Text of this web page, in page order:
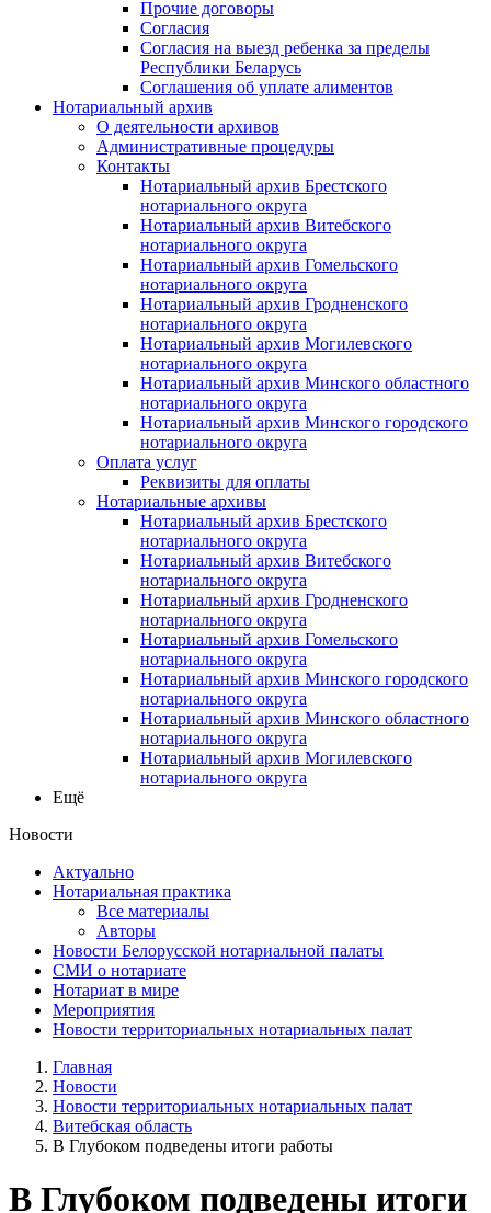
Прочие договоры
Согласия
Согласия на выезд ребенка за пределы
Республики Беларусь
Соглашения об уплате алиментов
Нотариальный архив
О деятельности архивов
Административные процедуры
Контакты
Нотариальный архив Брестского
нотариального округа
Нотариальный архив Витебского
нотариального округа
Нотариальный архив Гомельского
нотариального округа
Нотариальный архив Гродненского
нотариального округа
Нотариальный архив Могилевского
нотариального округа
Нотариальный архив Минского областного
нотариального округа
Нотариальный архив Минского городского
нотариального округа
Оплата услуг
Реквизиты для оплаты
Нотариальные архивы
Нотариальный архив Брестского
нотариального округа
Нотариальный архив Витебского
нотариального округа
Нотариальный архив Гродненского
нотариального округа
Нотариальный архив Гомельского
нотариального округа
Нотариальный архив Минского городского
нотариального округа
Нотариальный архив Минского областного
нотариального округа
Нотариальный архив Могилевского
нотариального округа
Ещё
Новости
Актуально
Нотариальная практика
Все материалы
Авторы
Новости Белорусской нотариальной палаты
СМИ о нотариате
Нотариат в мире
Мероприятия
Новости территориальных нотариальных палат
Главная
Новости
Новости территориальных нотариальных палат
Витебская область
В Глубоком подведены итоги работы
В Глубоком подведены итоги